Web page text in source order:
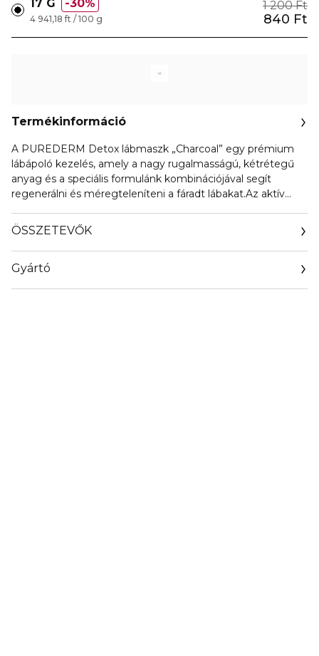
17 G 30% 1 200 Ft
840 Ft
4 941,18 ft / 100 g
Termékinformáció
A PUREDERM Detox lábmaszk „Charcoal” egy prémium
lábápoló kezelés, amely a nagy rugalmasságú, kétrétegű
anyag és a speciális formulánk kombinációjával segít
regenerálni és méregteleníteni a fáradt lábakat.Az aktív
és méreganyagok eltávolítását, miközben felfrissítik a
fáradt, elnehezült lábakat, így azok egészségesebbé és
kellemes illatúvá válnak.
ÖSSZETEVŐK
Gyártó